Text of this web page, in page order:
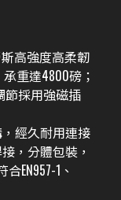
高強度高柔韌
重達4800磅；
節採用強磁插
經久耐用連接
，分體包裝，
EN957-1、